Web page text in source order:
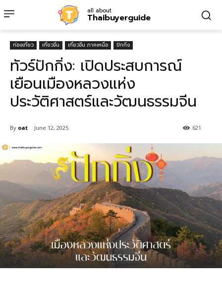
all about
Thaibuyerguide
ท่องเที่ยว เที่ยวจีน เที่ยวจีน ภาคเหนือ ปักกิ่ง
ทัวร์ปักกิ่ง: เปิดประสบการณ์
เยือนเมืองหลวงแห่ง
ประวัติศาสตร์และวัฒนธรรมจีน
By oat June 12, 2025 621